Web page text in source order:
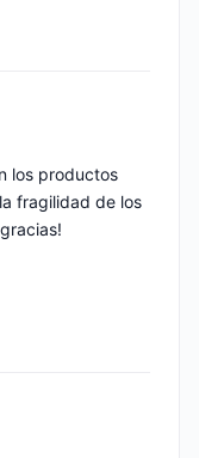
los productos
fragilidad de los